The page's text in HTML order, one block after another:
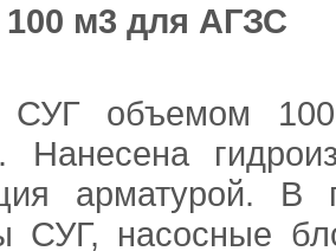
100 м3 для АГЗС
СУГ объемом
Нанесена
арматурой.
СУГ, насосные